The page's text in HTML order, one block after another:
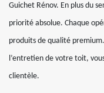
Guichet Rénov. En plus du
priorité absolue. Chaque
produits de qualité
l’entretien de votre toit,
clientèle.